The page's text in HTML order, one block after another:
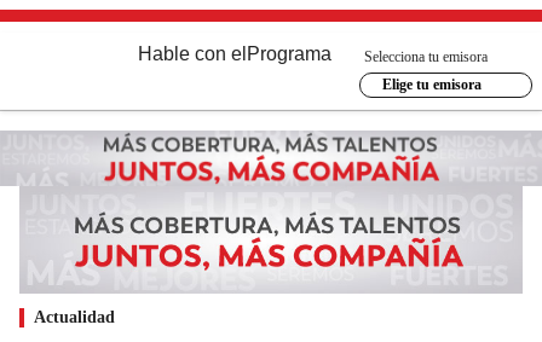
Hable con el Programa
Selecciona tu emisora
Elige tu emisora
Actualidad